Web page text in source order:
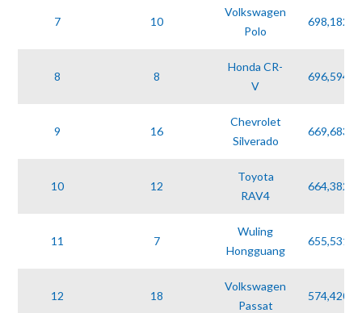
7 10
Volkswagen
Polo
698,182
8 8
Honda CR-
V
696,594
9 16
Chevrolet
Silverado
669,683
10 12
Toyota
RAV4
664,382
11 7
Wuling
Hongguang
655,531
12 18
Volkswagen
Passat
574,420